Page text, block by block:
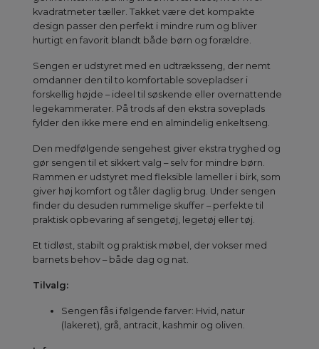
kvadratmeter tæller. Takket være det kompakte
design passer den perfekt i mindre rum og bliver
hurtigt en favorit blandt både børn og forældre.
Sengen er udstyret med en udtræksseng, der nemt
omdanner den til to komfortable sovepladser i
forskellig højde – ideel til søskende eller overnattende
legekammerater. På trods af den ekstra soveplads
fylder den ikke mere end en almindelig enkeltseng.
Den medfølgende sengehest giver ekstra tryghed og
gør sengen til et sikkert valg – selv for mindre børn.
Rammen er udstyret med fleksible lameller i birk, som
giver høj komfort og tåler daglig brug. Under sengen
finder du desuden rummelige skuffer – perfekte til
praktisk opbevaring af sengetøj, legetøj eller tøj.
Et tidløst, stabilt og praktisk møbel, der vokser med
barnets behov – både dag og nat.
Tilvalg:
Sengen fås i følgende farver: Hvid, natur
(lakeret), grå, antracit, kashmir og oliven.